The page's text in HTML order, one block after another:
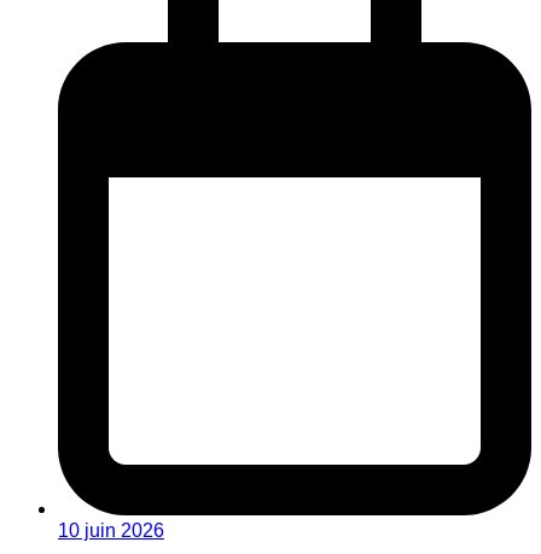
10 juin 2026